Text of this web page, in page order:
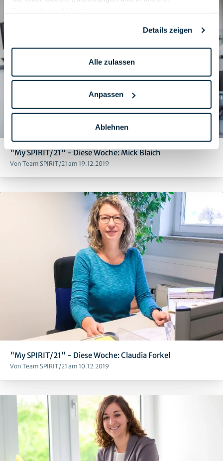
Details zeigen
Alle zulassen
Anpassen
Ablehnen
"My SPIRIT/21" - Diese Woche: Mick Blaich
Von Team SPIRIT/21 am 19.12.2019
"My SPIRIT/21" - Diese Woche: Claudia Forkel
Von Team SPIRIT/21 am 10.12.2019